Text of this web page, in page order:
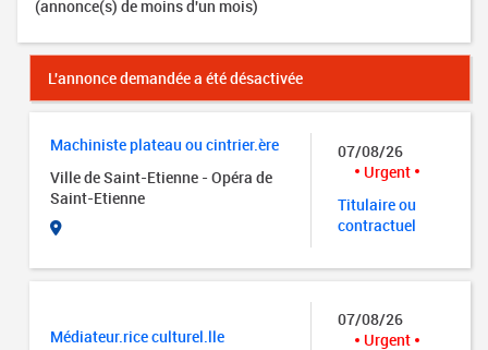
(annonce(s) de moins d'un mois)
L'annonce demandée a été désactivée
Machiniste plateau ou cintrier.ère
Ville de Saint-Etienne - Opéra de
Saint-Etienne
07/08/26
Urgent
Titulaire ou
contractuel
Médiateur.rice culturel.lle
07/08/26
Urgent